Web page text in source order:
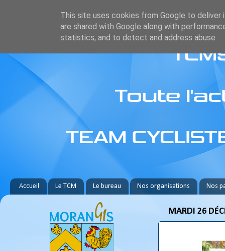
Accueil Le TCM Le bureau Nos organisations Nos
MARDI 26
This site uses cookies from Google to deliver
are shared with Google along with
statistics, and to detect and address abuse.